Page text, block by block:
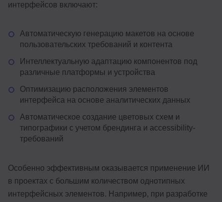
интерфейсов включают:
Автоматическую генерацию макетов на основе
пользовательских требований и контента
Интеллектуальную адаптацию компонентов под
различные платформы и устройства
Оптимизацию расположения элементов
интерфейса на основе аналитических данных
Автоматическое создание цветовых схем и
типографики с учетом брендинга и accessibility-
требований
Особенно эффективным оказывается применение ИИ
в проектах с большим количеством однотипных
интерфейсных элементов. Например, при разработке